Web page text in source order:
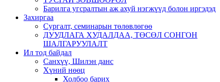
Барилга угсралтын аж ахуй нэгжүүд болон иргэдэд
Захиргаа
Сургалт, семинарын төлөвлөгөө
ДУУДЛАГА ХУДАЛДАА, ТӨСӨЛ СОНГОН
ШАЛГАРУУЛАЛТ
Ил тод байдал
Санхүү, Шилэн данс
Хүний нөөц
Холбоо барих